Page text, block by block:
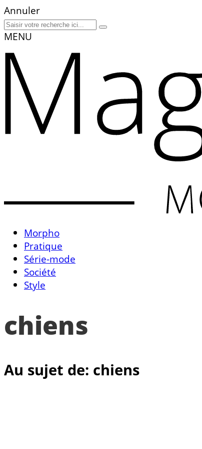
Annuler
MENU
Morpho
Pratique
Série-mode
Société
Style
chiens
Au sujet de: chiens